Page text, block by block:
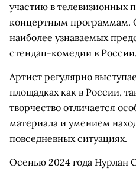
участию в телевизионных
концертным программам.
наиболее узнаваемых
стендап-комедии в России.
Артист регулярно
площадках как в России,
творчество отличается
материала и умением
повседневных ситуациях.
Осенью 2024 года Нурлан